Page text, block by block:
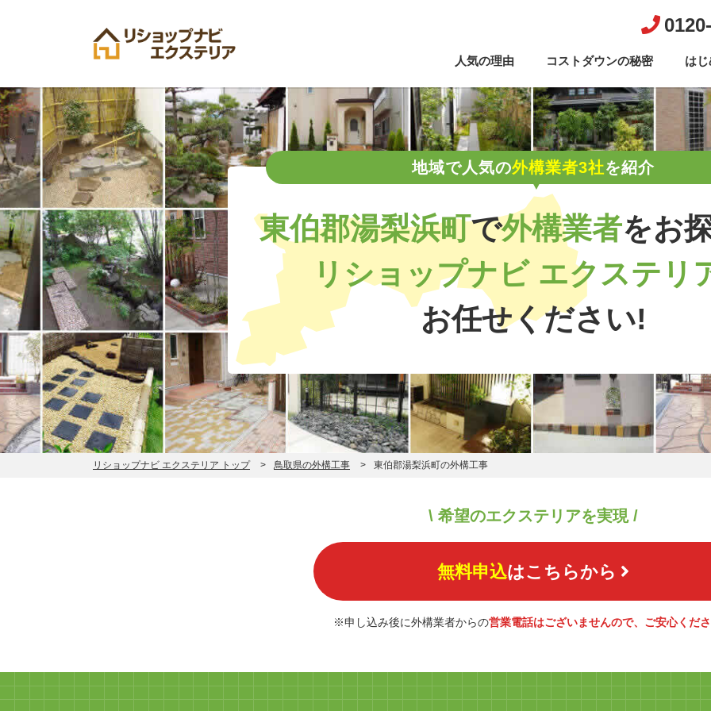
人気の理由 コストダウンの秘密 は
地域で人気の外構業者3社を紹介
東伯郡湯梨浜町で外構業者をお
リショップナビ エクステリ
お任せください!
リショップナビ エクステリア トップ 鳥取県の外構工事 東伯郡湯梨浜町の外構工事
\ 希望のエクステリアを実現 /
無料申込はこちらから
※申し込み後に外構業者からの営業電話はございませんので、ご安心くだ